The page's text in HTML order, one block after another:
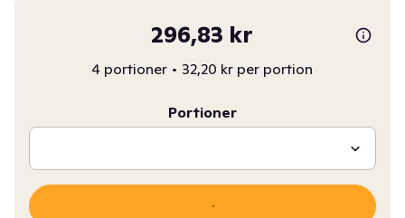
296,83 kr
4 portioner • 32,20 kr per portion
Portioner